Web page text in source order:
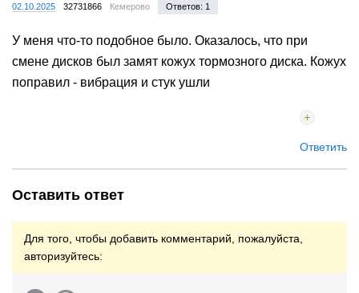
02.10.2025 32731866 Кемерово Ответов: 1
У меня что-то подобное было. Оказалось, что при
смене дисков был замят кожух тормозного диска. Кожух
поправил - вибрация и стук ушли
Ответить
Оставить ответ
Для того, чтобы добавить комментарий, пожалуйста,
авторизуйтесь: